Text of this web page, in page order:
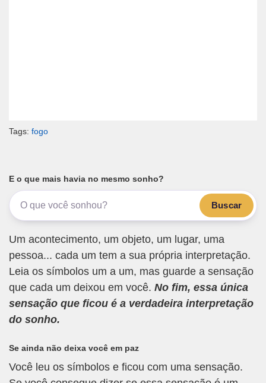
Tags: fogo
E o que mais havia no mesmo sonho?
Buscar
Um acontecimento, um objeto, um lugar, uma
pessoa... cada um tem a sua própria interpretação.
Leia os símbolos um a um, mas guarde a sensação
que cada um deixou em você. No fim, essa única
sensação que ficou é a verdadeira interpretação
do sonho.
Se ainda não deixa você em paz
Você leu os símbolos e ficou com uma sensação.